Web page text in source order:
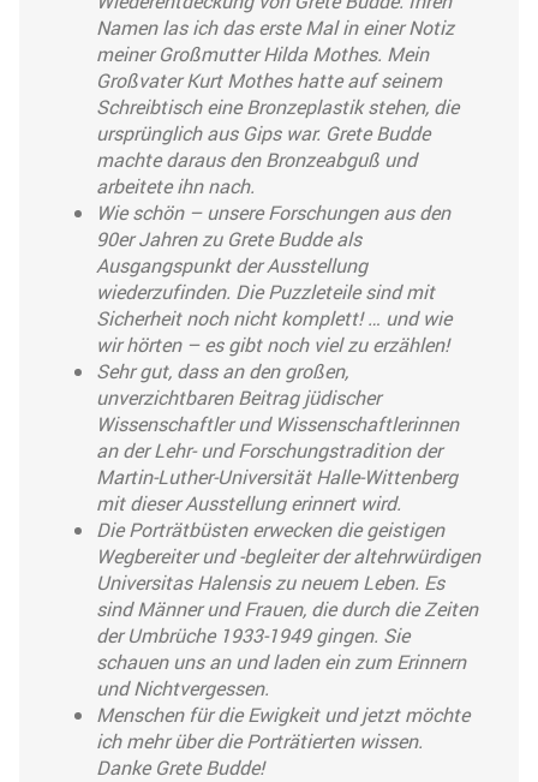
Namen las ich das erste Mal in einer Notiz
meiner Großmutter Hilda Mothes. Mein
Großvater Kurt Mothes hatte auf seinem
Schreibtisch eine Bronzeplastik stehen, die
ursprünglich aus Gips war. Grete Budde
machte daraus den Bronzeabguß und
arbeitete ihn nach.
Wie schön – unsere Forschungen aus den
90er Jahren zu Grete Budde als
Ausgangspunkt der Ausstellung
wiederzufinden. Die Puzzleteile sind mit
Sicherheit noch nicht komplett! … und wie
wir hörten – es gibt noch viel zu erzählen!
Sehr gut, dass an den großen,
unverzichtbaren Beitrag jüdischer
Wissenschaftler und Wissenschaftlerinnen
an der Lehr- und Forschungstradition der
Martin-Luther-Universität Halle-Wittenberg
mit dieser Ausstellung erinnert wird.
Die Porträtbüsten erwecken die geistigen
Wegbereiter und -begleiter der altehrwürdigen
Universitas Halensis zu neuem Leben. Es
sind Männer und Frauen, die durch die Zeiten
der Umbrüche 1933-1949 gingen. Sie
schauen uns an und laden ein zum Erinnern
und Nichtvergessen.
Menschen für die Ewigkeit und jetzt möchte
ich mehr über die Porträtierten wissen.
Danke Grete Budde!